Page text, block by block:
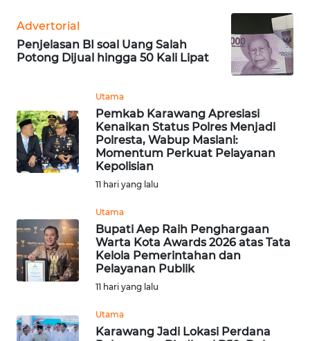
Advertorial
Penjelasan BI soal Uang Salah
Potong Dijual hingga 50 Kali Lipat
Utama
Pemkab Karawang Apresiasi
Kenaikan Status Polres Menjadi
Polresta, Wabup Maslani:
Momentum Perkuat Pelayanan
Kepolisian
11 hari yang lalu
Utama
Bupati Aep Raih Penghargaan
Warta Kota Awards 2026 atas Tata
Kelola Pemerintahan dan
Pelayanan Publik
11 hari yang lalu
Utama
Karawang Jadi Lokasi Perdana
WN
RIAU
SERAMBI
WN
JAMBI
WN
NTB
SULTENG